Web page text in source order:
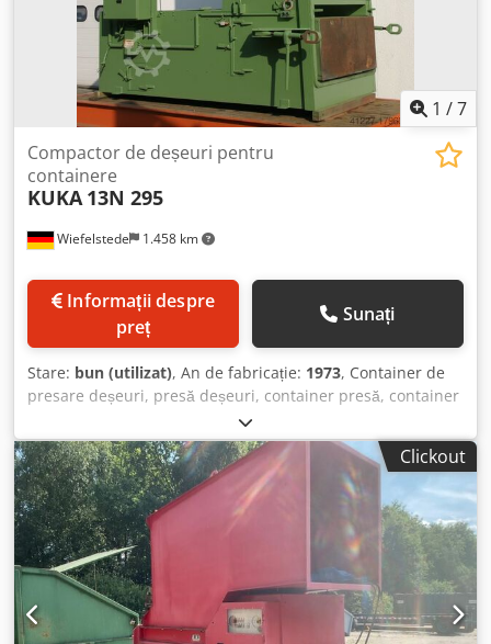
1 /7
Wiefelstede 1.458 km
Compactor de deșeuri pentru
containere
KUKA 13N 295
preț
Sunați
Stare: bun (utilizat), An de fabricație: 1973, Container de
presare deșeuri, presă deșeuri, container presă, container
deșeuri, container de presare cu autocombustie, presă
deșeuri mobilă, container de presare hârtie, container
hârtie - Presă staționară pentru: containere tip abroll
(schimbabile) - Gură de alimentare: acoperită - Proces de
presare: hidraulic - Proces de presare: automat - Buton de
oprire de urgență: la gura de alimentare - Dimensiuni
piston: 1450 x 650 mm - Cursă piston: 1100 mm -
Dimensiuni transport: 2100 x 4500 mm Crjdpfob A Ii Sex
Afief - Clișee laterale filetate pentru containere de tip
absetz (ridicare laterala) - Funcționalitate testată
Clickout